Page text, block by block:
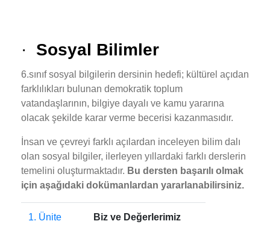
· Sosyal Bilimler
6.sınıf sosyal bilgilerin dersinin hedefi; kültürel açıdan
farklılıkları bulunan demokratik toplum
vatandaşlarının, bilgiye dayalı ve kamu yararına
olacak şekilde karar verme becerisi kazanmasıdır.
İnsan ve çevreyi farklı açılardan inceleyen bilim dalı
olan sosyal bilgiler, ilerleyen yıllardaki farklı derslerin
temelini oluşturmaktadır. Bu dersten başarılı olmak
için aşağıdaki dokümanlardan yararlanabilirsiniz.
1. Ünite Biz ve Değerlerimiz